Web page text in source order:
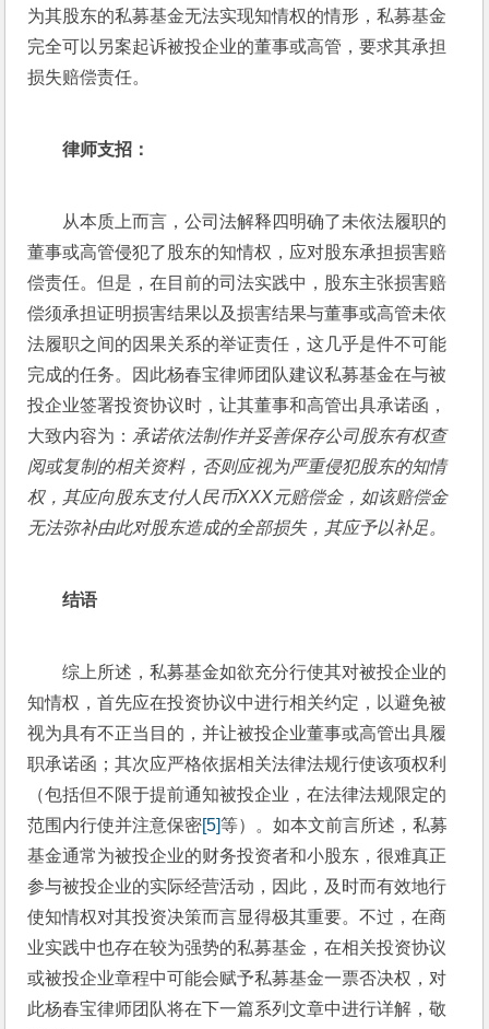
为其股东的私募基金无法实现知情权的情形，私募基金
完全可以另案起诉被投企业的董事或高管，要求其承担
损失赔偿责任。
律师支招：
从本质上而言，公司法解释四明确了未依法履职的
董事或高管侵犯了股东的知情权，应对股东承担损害赔
偿责任。但是，在目前的司法实践中，股东主张损害赔
偿须承担证明损害结果以及损害结果与董事或高管未依
法履职之间的因果关系的举证责任，这几乎是件不可能
完成的任务。因此杨春宝律师团队建议私募基金在与被
投企业签署投资协议时，让其董事和高管出具承诺函，
大致内容为： 承诺依法制作并妥善保存公司股东有权查
阅或复制的相关资料，否则应视为严重侵犯股东的知情
权，其应向股东支付人民币XXX元赔偿金，如该赔偿金
无法弥补由此对股东造成的全部损失，其应予以补足。
结语
综上所述，私募基金如欲充分行使其对被投企业的
知情权，首先应在投资协议中进行相关约定，以避免被
视为具有不正当目的，并让被投企业董事或高管出具履
职承诺函；其次应严格依据相关法律法规行使该项权利
（包括但不限于提前通知被投企业，在法律法规限定的
范围内行使并注意保密[5]等）。如本文前言所述，私募
基金通常为被投企业的财务投资者和小股东，很难真正
参与被投企业的实际经营活动，因此，及时而有效地行
使知情权对其投资决策而言显得极其重要。不过，在商
业实践中也存在较为强势的私募基金，在相关投资协议
或被投企业章程中可能会赋予私募基金一票否决权，对
此杨春宝律师团队将在下一篇系列文章中进行详解，敬